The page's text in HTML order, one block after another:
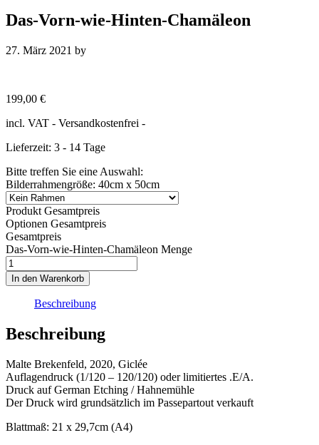
Das-Vorn-wie-Hinten-Chamäleon
27. März 2021 by
199,00 €
incl. VAT - Versandkostenfrei -
Lieferzeit: 3 - 14 Tage
Bitte treffen Sie eine Auswahl:
Bilderrahmengröße: 40cm x 50cm
Produkt Gesamtpreis
Optionen Gesamtpreis
Gesamtpreis
Das-Vorn-wie-Hinten-Chamäleon Menge
In den Warenkorb
Beschreibung
Beschreibung
Malte Brekenfeld, 2020, Giclée
Auflagendruck (1/120 – 120/120) oder limitiertes .E/A.
Druck auf German Etching / Hahnemühle
Der Druck wird grundsätzlich im Passepartout verkauft
Blattmaß: 21 x 29,7cm (A4)